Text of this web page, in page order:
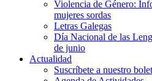
Violencia de Género:
mujeres sordas
Letras Galegas
Día Nacional de las
de junio
Actualidad
Suscríbete a nuestro